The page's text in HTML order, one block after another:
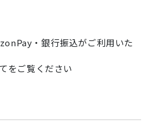
・銀行振込がご利用いた
をご覧ください